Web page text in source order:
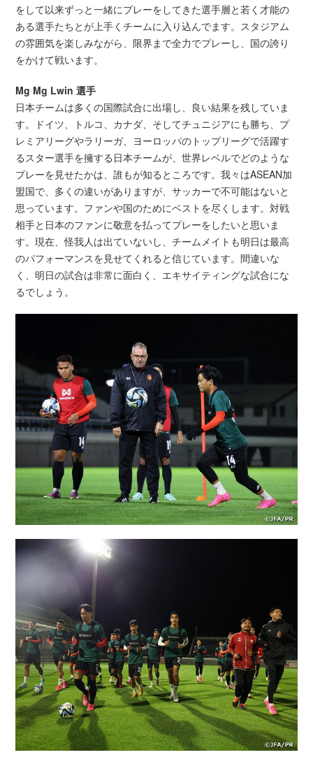
をして以来ずっと一緒にプレーをしてきた選手層と若く才能の
ある選手たちとが上手くチームに入り込んでます。スタジアム
の雰囲気を楽しみながら、限界まで全力でプレーし、国の誇り
をかけて戦います。
Mg Mg Lwin 選手
日本チームは多くの国際試合に出場し、良い結果を残していま
す。ドイツ、トルコ、カナダ、そしてチュニジアにも勝ち、プ
レミアリーグやラリーガ、ヨーロッパのトップリーグで活躍す
るスター選手を擁する日本チームが、世界レベルでどのような
プレーを見せたかは、誰もが知るところです。我々はASEAN加
盟国で、多くの違いがありますが、サッカーで不可能はないと
思っています。ファンや国のためにベストを尽くします。対戦
相手と日本のファンに敬意を払ってプレーをしたいと思いま
す。現在、怪我人は出ていないし、チームメイトも明日は最高
のパフォーマンスを見せてくれると信じています。間違いな
く、明日の試合は非常に面白く、エキサイティングな試合にな
るでしょう。